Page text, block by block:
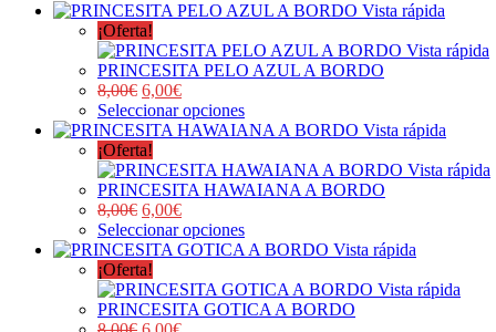
Vista rápida
¡Oferta!
Vista rápida
PRINCESITA PELO AZUL A BORDO
8,00€ 6,00€
Seleccionar opciones
Vista rápida
¡Oferta!
Vista rápida
PRINCESITA HAWAIANA A BORDO
8,00€ 6,00€
Seleccionar opciones
Vista rápida
¡Oferta!
Vista rápida
PRINCESITA GOTICA A BORDO